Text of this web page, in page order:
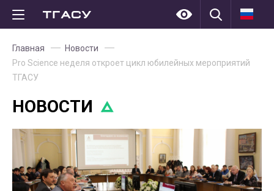
Главная
Новости
Pro Science неделя откроет цикл юбилейных мероприятий
ТГАСУ
НОВОСТИ